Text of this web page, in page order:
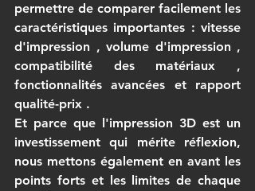
permettre de comparer facilement les
caractéristiques importantes : vitesse
d'impression , volume d'impression
compatibilité des matériaux
fonctionnalités avancées et rapport
qualité-prix .
Et parce que l'impression 3D est un
investissement qui mérite réflexion,
points forts et les limites de chaque